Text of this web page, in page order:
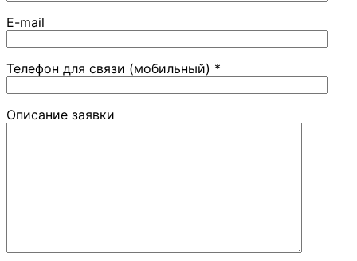
E-mail
Телефон для связи (мобильный) *
Описание заявки